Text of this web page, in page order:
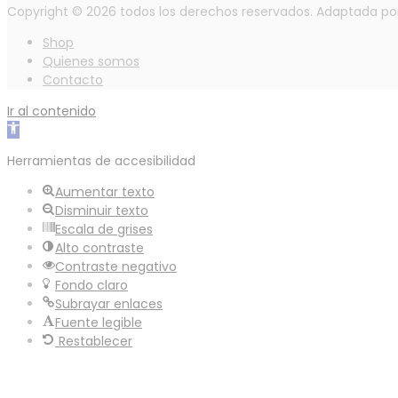
Copyright © 2026 todos los derechos reservados. Adaptada
Shop
Quienes somos
Contacto
Ir al contenido
Abrir
de
herramientas
Herramientas de accesibilidad
Aumentar texto
Disminuir texto
Escala de grises
Alto contraste
Contraste negativo
Fondo claro
Subrayar enlaces
Fuente legible
Restablecer